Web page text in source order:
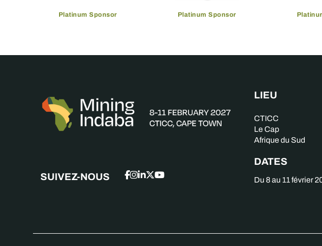
Platinum Sponsor Platinum Sponsor
LIEU
CTICC
Le Cap
Afrique du Sud
DATES
Du 8 au 11 février
SUIVEZ-NOUS